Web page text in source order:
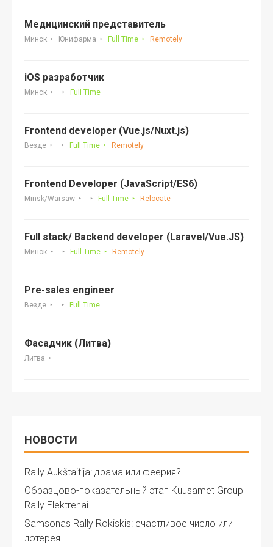
Медицинский представитель
Минск Юнифарма Full Time Remotely
iOS разработчик
Минск Full Time
Frontend developer (Vue.js/Nuxt.js)
Везде Full Time Remotely
Frontend Developer (JavaScript/ES6)
Minsk/Warsaw Full Time Relocate
Full stack/ Backend developer (Laravel/Vue.JS)
Минск Full Time Remotely
Pre-sales engineer
Везде Full Time
Фасадчик (Литва)
Литва
НОВОСТИ
Rally Aukštaitija: драма или феерия?
Образцово-показательный этап Kuusamet Group
Rally Elektrenai
Samsonas Rally Rokiskis: счастливое число или
лотерея